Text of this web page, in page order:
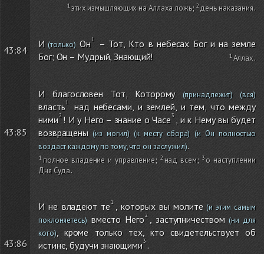
этих измышляющих на Аллаха ложь; день наказания.
43:84
И(только)Он
– Тот, Кто в небесах Бог и на земле
Бог; Он – Мудрый, Знающий!
Аллах.
43:85
И благословен Тот, Которому(принадлежит) (вся)
власть
над небесами, и землей, и тем, что между
ними ! И у Него – знание о Часе , и к Нему вы будет
возвращены (из могил)(к месту сбора) (и Он полностью
воздаст каждому по тому, что он заслужил).
полное владение и управление; над всем;
о наступлении
Дня Суда.
43:86
И не владеют те , которых вы молите(и этим самым
поклоняетесь)вместо Него , заступничеством(ни для
кого), кроме только тех, кто свидетельствует об
истине, будучи знающими .